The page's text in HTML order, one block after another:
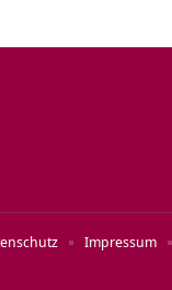
Impressum